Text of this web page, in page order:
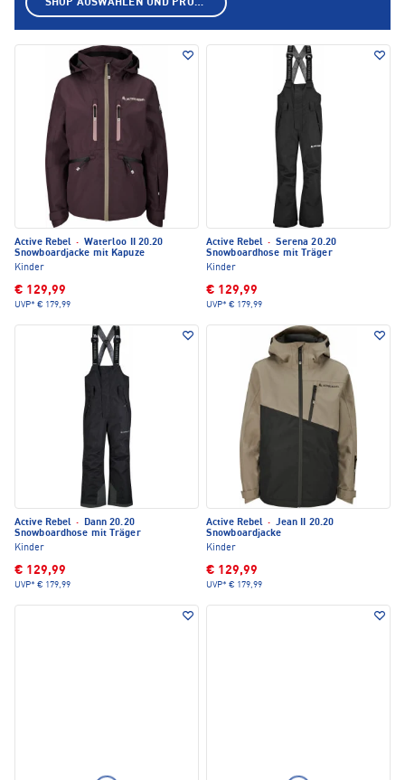
Active Rebel · Waterloo II 20.20
Snowboardjacke mit Kapuze
Kinder
€ 129,99
UVP* € 179,99
Active Rebel · Serena 20.20
Snowboardhose mit Träger
Kinder
€ 129,99
UVP* € 179,99
Active Rebel ·
Dann 20.20
Snowboardhose mit Träger
Kinder
€ 129,99
UVP* € 179,99
Active Rebel · Jean II 20.20
Snowboardjacke
Kinder
€ 129,99
UVP* € 179,99
SHOP AUSWÄHLEN UND PRODUKTE ANZEIGEN